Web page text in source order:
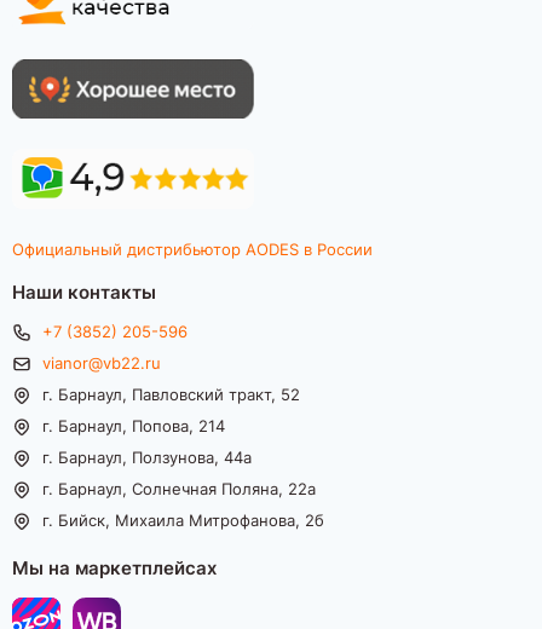
Официальный дистрибьютор AODES в России
Наши контакты
+7 (3852) 205-596
vianor@vb22.ru
г. Барнаул, Павловский тракт, 52
г. Барнаул, Попова, 214
г. Барнаул, Ползунова, 44а
г. Барнаул, Солнечная Поляна, 22а
г. Бийск, Михаила Митрофанова, 2б
Мы на маркетплейсах